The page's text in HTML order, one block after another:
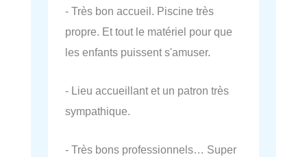
- Très bon accueil. Piscine très
propre. Et tout le matériel pour que
les enfants puissent s'amuser.
- Lieu accueillant et un patron très
sympathique.
- Très bons professionnels… Super